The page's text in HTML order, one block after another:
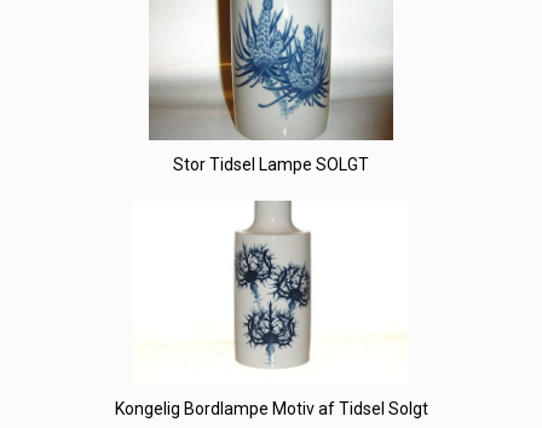
Stor Tidsel Lampe SOLGT
Kongelig Bordlampe Motiv af Tidsel Solgt